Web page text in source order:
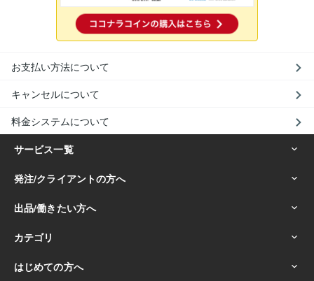
お支払い方法について
キャンセルについて
料金システムについて